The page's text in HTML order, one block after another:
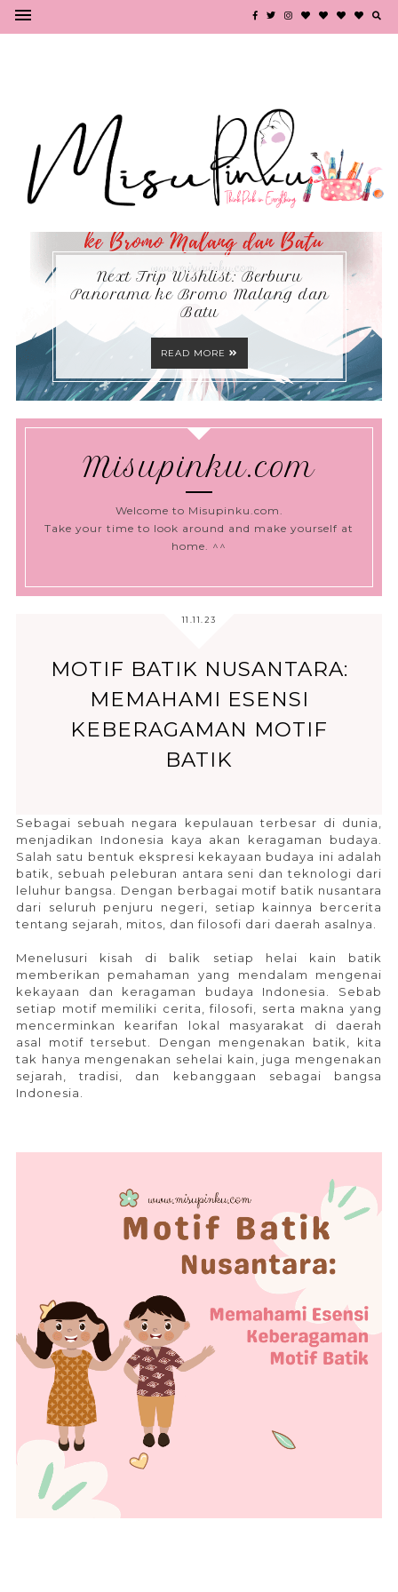
Next Trip Wishlist: Berburu
Panorama ke Bromo Malang dan
Batu
READ MORE
Misupinku.com
Welcome to Misupinku.com.
Take your time to look around and make yourself at
home. ^^
11.11.23
MOTIF BATIK NUSANTARA:
MEMAHAMI ESENSI
KEBERAGAMAN MOTIF
BATIK
Sebagai sebuah negara kepulauan terbesar di dunia,
menjadikan Indonesia kaya akan keragaman budaya.
Salah satu bentuk ekspresi kekayaan budaya ini adalah
batik, sebuah peleburan antara seni dan teknologi dari
leluhur bangsa. Dengan berbagai motif batik nusantara
dari seluruh penjuru negeri, setiap kainnya bercerita
tentang sejarah, mitos, dan filosofi dari daerah asalnya.
Menelusuri kisah di balik setiap helai kain batik
memberikan pemahaman yang mendalam mengenai
kekayaan dan keragaman budaya Indonesia. Sebab
setiap motif memiliki cerita, filosofi, serta makna yang
mencerminkan kearifan lokal masyarakat di daerah
asal motif tersebut. Dengan mengenakan batik, kita
tak hanya mengenakan sehelai kain, juga mengenakan
sejarah, tradisi, dan kebanggaan sebagai bangsa
Indonesia.